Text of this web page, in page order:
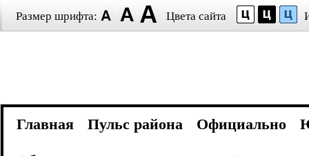
Размер шрифта: Цвета сайта
Главная Пульс района Официально